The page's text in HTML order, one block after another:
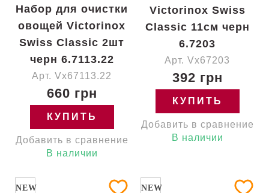
Набор для очистки
овощей Victorinox
Swiss Classic 2шт
черн 6.7113.22
Арт. Vx67113.22
660 грн
КУПИТЬ
Добавить в сравнение
В наличии
Victorinox Swiss
Classic 11см черн
6.7203
Арт. Vx67203
392 грн
КУПИТЬ
Добавить в сравнение
В наличии
NEW NEW